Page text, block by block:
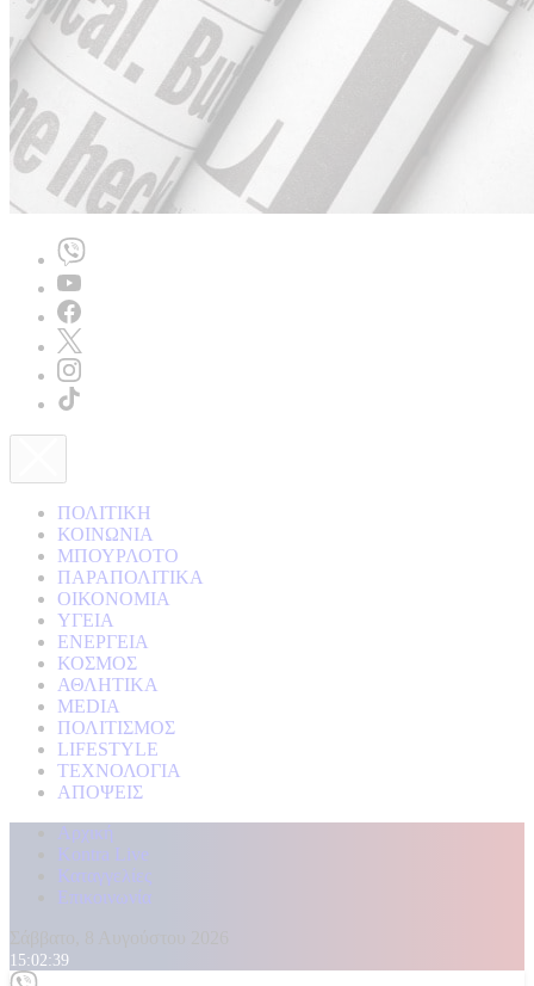
ΠΟΛΙΤΙΚΗ
ΚΟΙΝΩΝΙΑ
ΜΠΟΥΡΛΟΤΟ
ΠΑΡΑΠΟΛΙΤΙΚΑ
ΟΙΚΟΝΟΜΙΑ
ΥΓΕΙΑ
ΕΝΕΡΓΕΙΑ
ΚΟΣΜΟΣ
ΑΘΛΗΤΙΚΑ
MEDIA
ΠΟΛΙΤΙΣΜΟΣ
LIFESTYLE
ΤΕΧΝΟΛΟΓΙΑ
ΑΠΟΨΕΙΣ
Αρχική
Kontra Live
Καταγγελίες
Επικοινωνία
15:02:41